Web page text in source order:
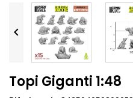

Topi Giganti 1:48